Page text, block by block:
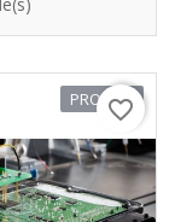
PROMO !
favorite_border